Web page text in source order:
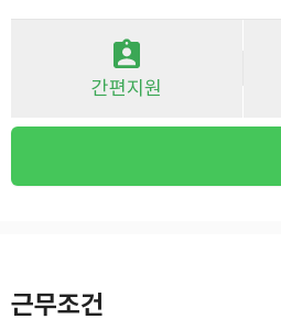
간편지원
근무조건